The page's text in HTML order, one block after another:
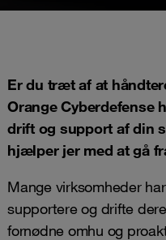
Er du træt af at
Orange Cyberdefense
drift og support af din
hjælper jer med at gå
Mange virksomheder
supportere og drifte
fornødne omhu og